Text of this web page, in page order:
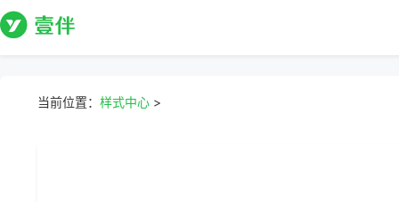
当前位置： 样式中心 >